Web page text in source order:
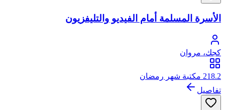
الأسرة المسلمة أمام الفيديو والتليفزيون
كجك، مروان
218.2 مكتبة شهر رمضان
تفاصيل